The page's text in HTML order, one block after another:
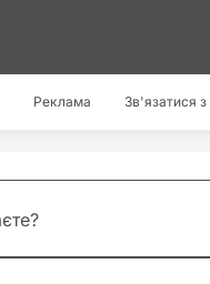
Реклама Зв'язатися